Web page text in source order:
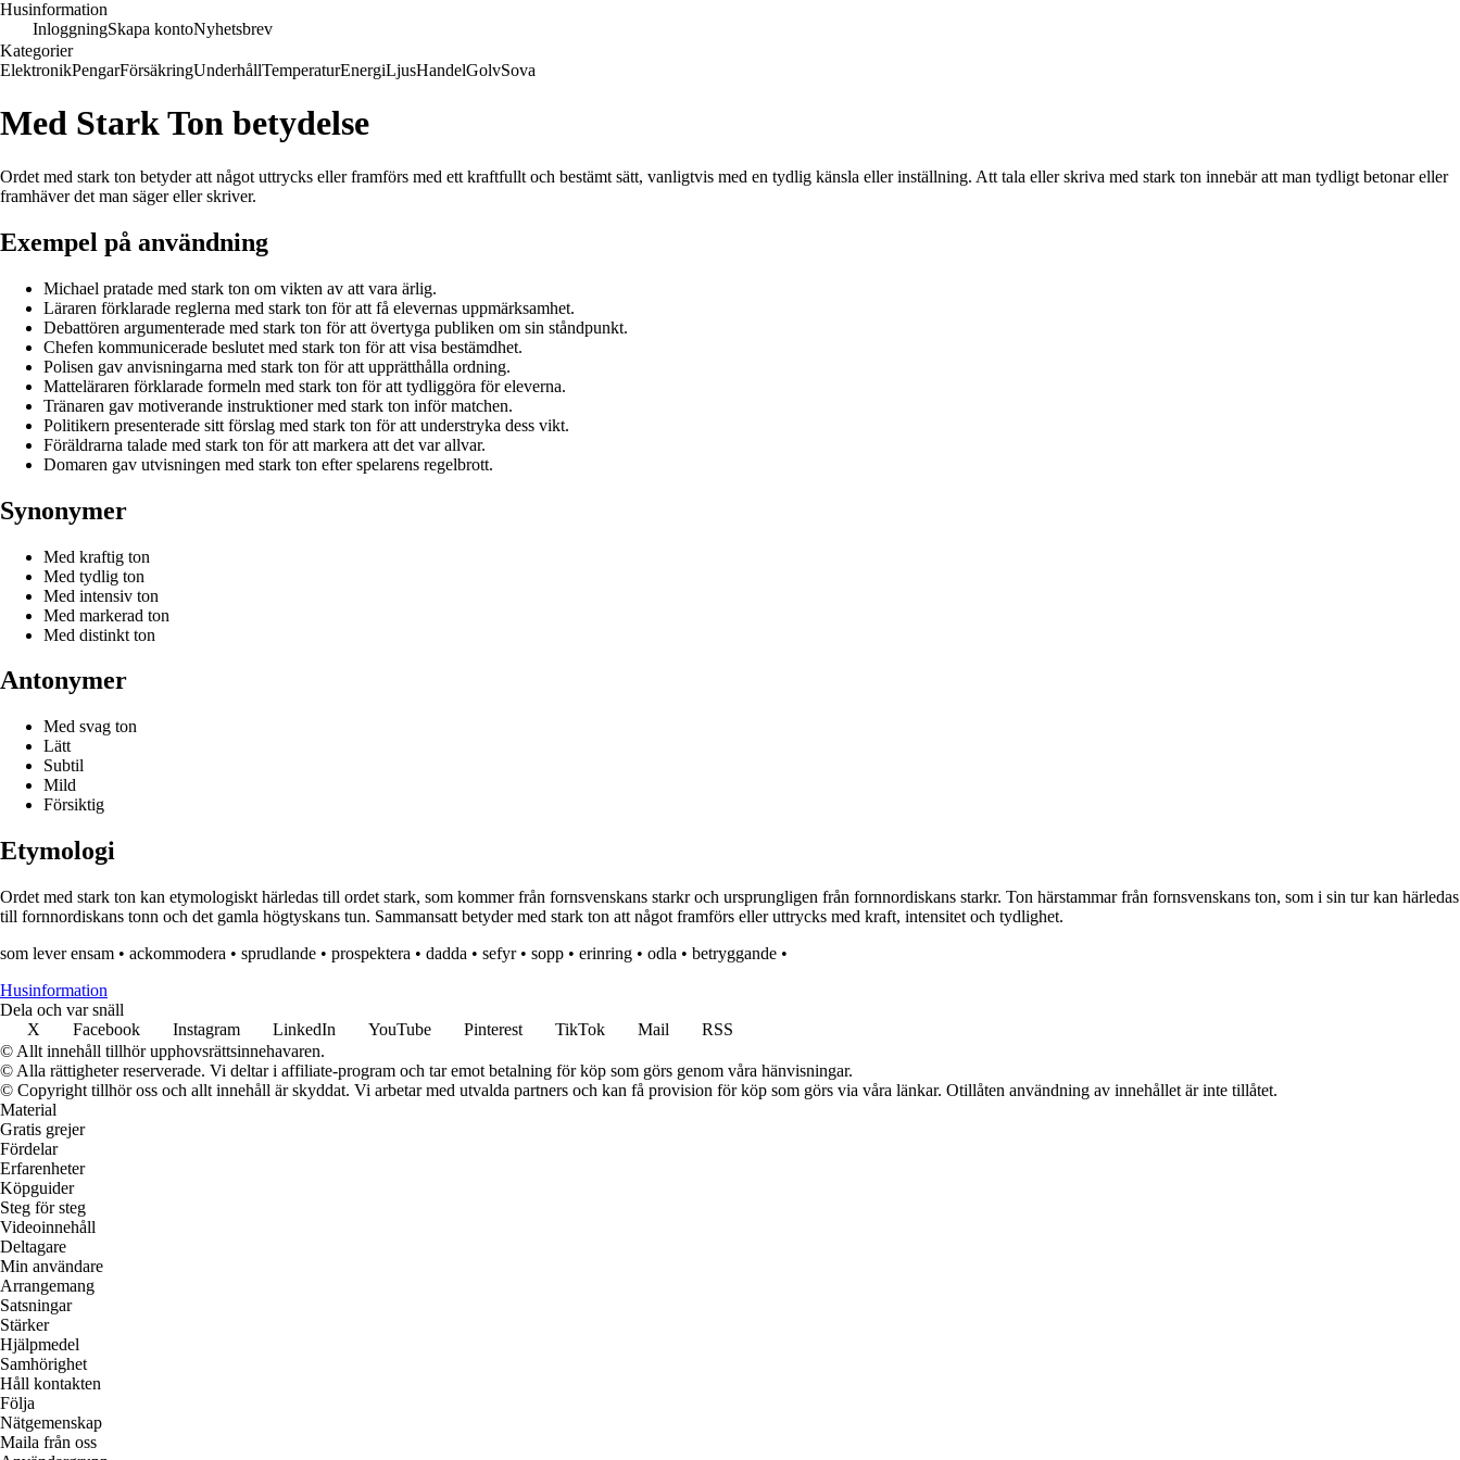
Husinformation
InloggningSkapa kontoNyhetsbrev
Kategorier
ElektronikPengarFörsäkringUnderhållTemperaturEnergiLjusHandelGolvSova
Med Stark Ton betydelse
Ordet med stark ton betyder att något uttrycks eller framförs med ett kraftfullt och bestämt sätt, vanligtvis med en tydlig känsla eller inställning. Att tala eller skriva med stark ton innebär att man tydligt betonar eller
framhäver det man säger eller skriver.
Exempel på användning
Michael pratade med stark ton om vikten av att vara ärlig.
Läraren förklarade reglerna med stark ton för att få elevernas uppmärksamhet.
Debattören argumenterade med stark ton för att övertyga publiken om sin ståndpunkt.
Chefen kommunicerade beslutet med stark ton för att visa bestämdhet.
Polisen gav anvisningarna med stark ton för att upprätthålla ordning.
Matteläraren förklarade formeln med stark ton för att tydliggöra för eleverna.
Tränaren gav motiverande instruktioner med stark ton inför matchen.
Politikern presenterade sitt förslag med stark ton för att understryka dess vikt.
Föräldrarna talade med stark ton för att markera att det var allvar.
Domaren gav utvisningen med stark ton efter spelarens regelbrott.
Synonymer
Med kraftig ton
Med tydlig ton
Med intensiv ton
Med markerad ton
Med distinkt ton
Antonymer
Med svag ton
Lätt
Subtil
Mild
Försiktig
Etymologi
Ordet med stark ton kan etymologiskt härledas till ordet stark, som kommer från fornsvenskans starkr och ursprungligen från fornnordiskans starkr. Ton härstammar från fornsvenskans ton, som i sin tur kan härledas
till fornnordiskans tonn och det gamla högtyskans tun. Sammansatt betyder med stark ton att något framförs eller uttrycks med kraft, intensitet och tydlighet.
som lever ensam • ackommodera • sprudlande • prospektera • dadda • sefyr• sopp • erinring • odla • betryggande •
Husinformation
Dela och var snäll
X
Facebook Instagram LinkedIn YouTube Pinterest TikTok Mail
RSS
© Allt innehåll tillhör upphovsrättsinnehavaren.
© Alla rättigheter reserverade. Vi deltar i affiliate-program och tar emot betalning för köp som görs genom våra hänvisningar.
© Copyright tillhör oss och allt innehåll är skyddat. Vi arbetar med utvalda partners och kan få provision för köp som görs via våra länkar. Otillåten användning av innehållet är inte tillåtet.
Material
Gratis grejer
Fördelar
Erfarenheter
Köpguider
Steg för steg
Videoinnehåll
Deltagare
Min användare
Arrangemang
Satsningar
Stärker
Hjälpmedel
Samhörighet
Håll kontakten
Följa
Nätgemenskap
Maila från oss